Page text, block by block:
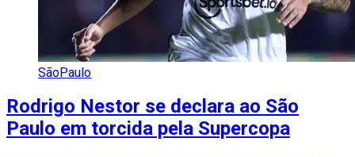
SãoPaulo
Rodrigo Nestor se declara ao São
Paulo em torcida pela Supercopa